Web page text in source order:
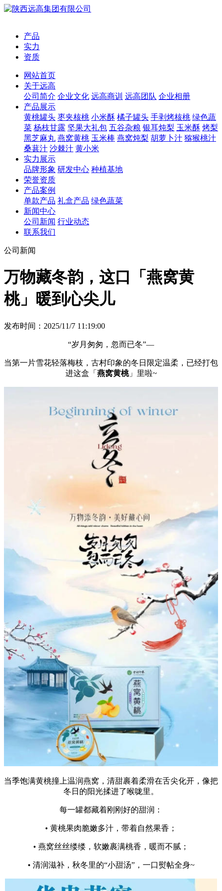
产品
实力
资质
网站首页
关于远高
公司简介 企业文化 远高商训 远高团队 企业相册
产品展示
黄桃罐头 枣夹核桃 小米酥 橘子罐头 手剥烤核桃 绿色蔬
菜 杨枝甘露 坚果大礼包 五谷杂粮 银耳炖梨 玉米酥 烤梨
黑芝麻丸 燕窝黄桃 玉米棒 燕窝炖梨 胡萝卜汁 猕猴桃汁
桑葚汁 沙棘汁 黄小米
实力展示
品牌形象 研发中心 种植基地
荣誉资质
产品案例
单款产品 礼盒产品 绿色蔬菜
新闻中心
公司新闻 行业动态
联系我们
公司新闻
万物藏冬韵，这口「燕窝黄
桃」暖到心尖儿
发布时间：2025/11/7 11:19:00
“岁月匆匆，忽而已冬”—
当第一片雪花轻落梅枝，古村印象的冬日限定温柔，已经打包
进这盒「 燕窝黄桃」里啦~
当季饱满黄桃撞上温润燕窝，清甜裹着柔滑在舌尖化开，像把
冬日的阳光揉进了喉咙里。
每一罐都藏着刚刚好的甜润：
• 黄桃果肉脆嫩多汁，带着自然果香；
• 燕窝丝丝缕缕，软嫩裹满桃香，暖而不腻；
• 清润滋补，秋冬里的“小甜汤”，一口熨帖全身~